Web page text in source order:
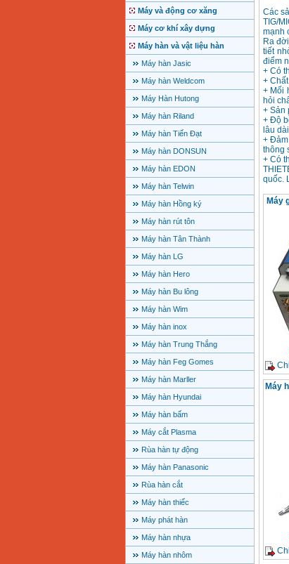
Máy và động cơ xăng
Máy cơ khí xây dựng
Máy hàn và vật liệu hàn
Máy hàn Jasic
Máy hàn Weldcom
Máy Hàn Hutong
Máy hàn Riland
Máy hàn Tiến Đạt
Máy hàn DONSUN
Máy hàn EDON
Máy hàn Telwin
Máy hàn Hồng ký
Máy hàn rút tôn
Máy hàn Tân Thành
Máy hàn LG
Máy hàn Hero
Máy hàn Bu lông
Máy hàn Wim
Máy hàn inox
Máy hàn Trung Thắng
Máy hàn Feg Gomes
Máy hàn Marller
Máy hàn Hyundai
Máy hàn bấm
Máy cắt Plasma
Rùa hàn tự động
Máy hàn Panasonic
Rùa hàn cắt
Máy hàn thiếc
Máy phát hàn
Máy hàn nhựa
Máy hàn nhôm
Các
TIG/
mạnh
Ra
tiết
điểm
+ Có
+
+ Mối
hỏi
+ Sản
+ Độ
lâu
+
thông
+ Có
quốc.
Máy
Máy